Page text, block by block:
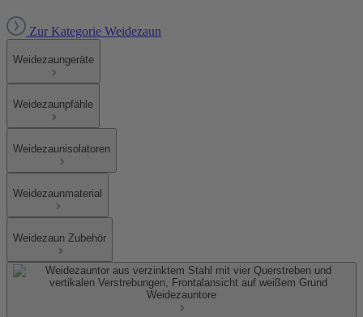
Zur Kategorie Weidezaun
Weidezaungeräte
Weidezaunpfähle
Weidezaunisolatoren
Weidezaunmaterial
Weidezaun Zubehör
Weidezauntore